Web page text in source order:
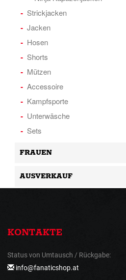
Strickjacken
Jacken
Hosen
Shorts
Mützen
Accessoire
Kampfsporte
Unterwäsche
Sets
FRAUEN
AUSVERKAUF
KONTAKTE
Status von Umtausch / Rückgabe:
info@fanaticshop.at